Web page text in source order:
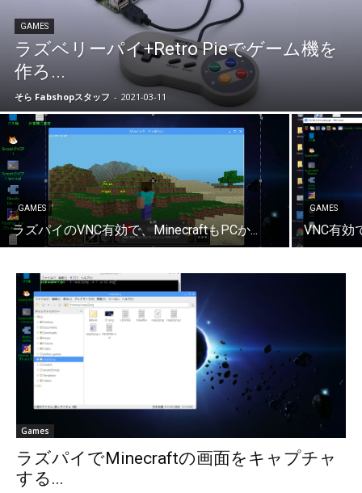
GAMES
ラズベリーパイ+Retro Pieでゲーム機を
作ろ...
そら Fabshopスタッフ - 2021-03-11
GAMES
ラズパイのVNC有効で、MinecraftもPCか...
GAMES
VNC有効
Games
ラズパイでMinecraftの画面をキャプチャ
する...